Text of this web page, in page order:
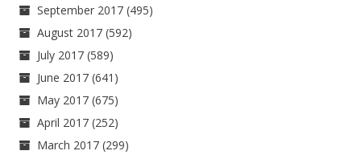
September 2017 (495)
August 2017 (592)
July 2017 (589)
June 2017 (641)
May 2017 (675)
April 2017 (252)
March 2017 (299)